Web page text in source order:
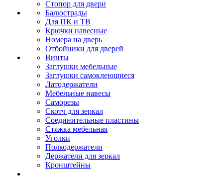
Стопор для двери
Балюстрады
Для ПК и ТВ
Крючки навесные
Номера на дверь
Отбойники для дверей
Винты
Заглушки мебельные
Заглушки самоклеющиеся
Латодержатели
Мебельные навесы
Саморезы
Скотч для зеркал
Соединительные пластины
Стяжка мебельная
Уголки
Полкодержатели
Держатели для зеркал
Кронштейны